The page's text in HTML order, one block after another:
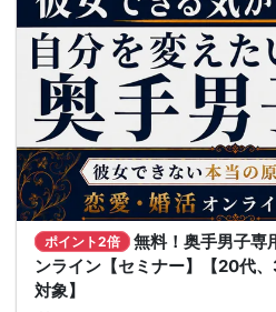
ポイント2倍
無料！奥手男子専
ンライン【セミナー】【20代
対象】